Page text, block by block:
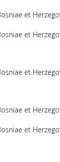
et
et
et
et
et